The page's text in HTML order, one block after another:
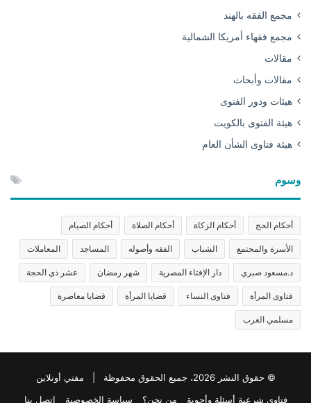
مجمع الفقه بالهند
مجمع فقهاء أمريكا الشمالية
مقالات
مقالات وأبحاث
هيئات ودور الفتوى
هيئة الفتوى بالكويت
هيئة فتاوى الشأن العام
وسوم
أحكام الحج أحكام الزكاة أحكام الصلاة أحكام الصيام
الأسرة والمجتمع الشباب الفقه وأصوله المساجد المعاملات
د.مسعود صبري دار الإفتاء المصرية شهر رمضان عشر ذي الحجة
فتاوى المرأة فتاوى النساء قضايا المرأة قضايا معاصرة
مسلمي الغرب
© حقوق النشر 2026، جميع الحقوق محفوظة | مفتي أونلاين
فتاوى شرعية أسئلة وأجوبة
من نحن؟ سياسة الخصوصية اتصل بنا